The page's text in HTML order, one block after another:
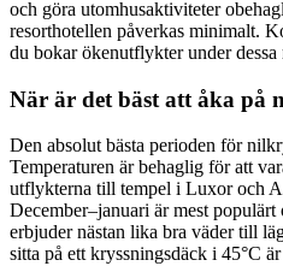
och göra utomhusaktiviteter
resorthotellen påverkas minimalt.
du bokar ökenutflykter under dessa
När är det bäst att åka på
Den absolut bästa perioden för
Temperaturen är behaglig för att
utflykterna till tempel i Luxor och
December–januari är mest
erbjuder nästan lika bra väder till
sitta på ett kryssningsdäck i 45°C